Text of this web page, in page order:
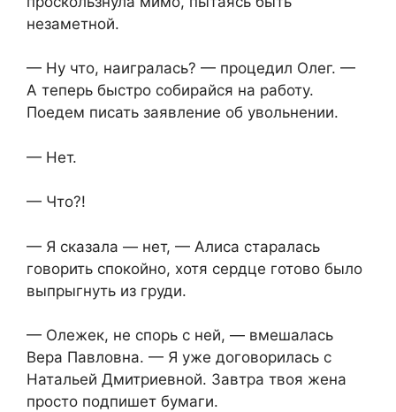
незаметной.
— Ну что, наигралась? — процедил Олег. —
А теперь быстро собирайся на работу.
Поедем писать заявление об увольнении.
— Нет.
— Что?!
— Я сказала — нет, — Алиса старалась
говорить спокойно, хотя сердце готово было
выпрыгнуть из груди.
— Олежек, не спорь с ней, — вмешалась
Вера Павловна. — Я уже договорилась с
Натальей Дмитриевной. Завтра твоя жена
просто подпишет бумаги.